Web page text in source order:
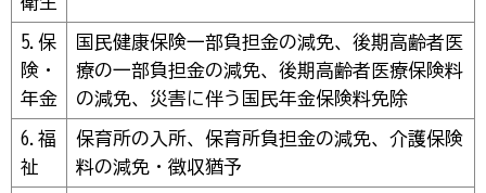
5.保
険・
年金
国民健康保険一部負担金の減免、後期高齢者医
療の一部負担金の減免、後期高齢者医療保険料
の減免、災害に伴う国民年金保険料免除
6.福
祉
保育所の入所、保育所負担金の減免、介護保険
料の減免・徴収猶予